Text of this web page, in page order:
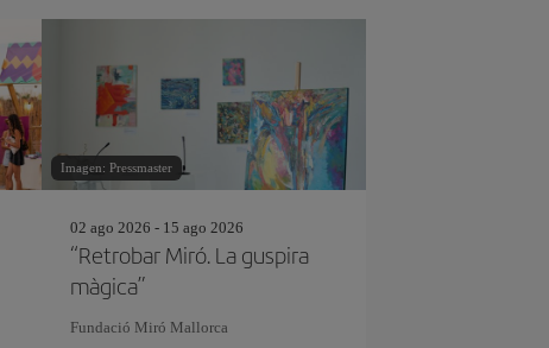
Imagen: Pressmaster
02 ago 2026 - 15 ago 2026
“Retrobar Miró. La guspira
màgica”
Fundació Miró Mallorca